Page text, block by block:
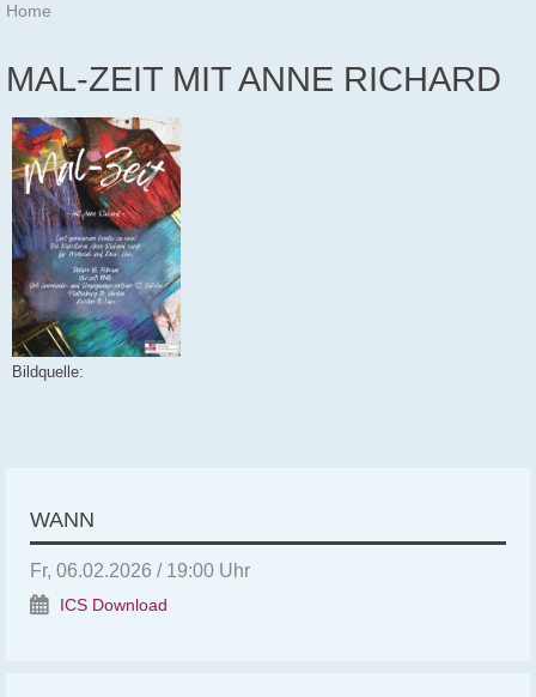
Home
MAL-ZEIT MIT ANNE RICHARD
Bildquelle:
WANN
Fr, 06.02.2026 / 19:00 Uhr
ICS Download